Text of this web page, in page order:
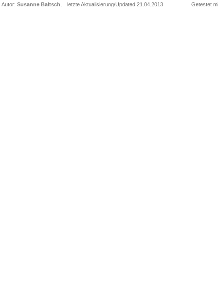
Autor: Susanne Baltsch letzte Aktualisierung/Updated 21.04.2013 Getestet